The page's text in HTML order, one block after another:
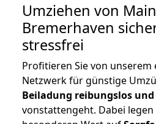
Umziehen von
Bremerhaven
stressfrei
Profitieren Sie von unserem
Netzwerk für günstige
Beiladung reibungslos
vonstattengeht. Dabei